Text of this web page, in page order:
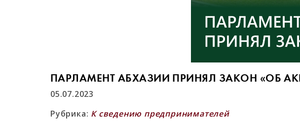
ПАРЛАМЕНТ АБХАЗИИ ПРИНЯЛ ЗАКОН «ОБ
05.07.2023
Рубрика: К сведению предпринимателей